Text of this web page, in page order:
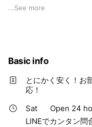
建取引士+3万円 成績優
金 賞与年2回(業績による)
...See more
Basic info
とにかく安く！お
応！
Sat
Open 24
LINEでカンタン